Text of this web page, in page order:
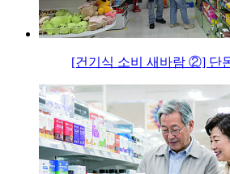
[건기식 소비 새바람 ②] 단